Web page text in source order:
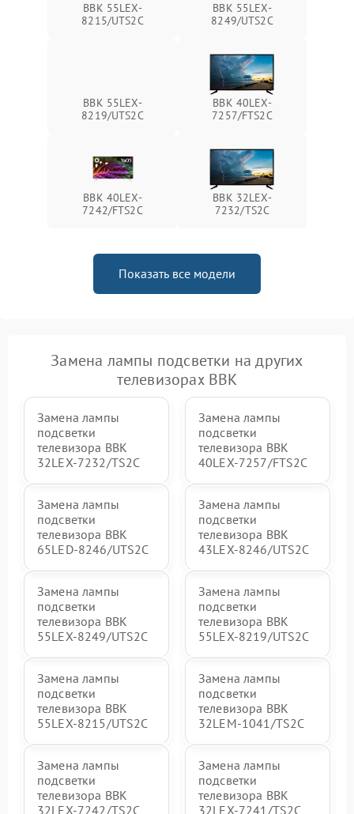
BBK 55LEX-
8215/UTS2C
BBK 55LEX-
8249/UTS2C
BBK 55LEX-
8219/UTS2C
BBK 40LEX-
7257/FTS2C
BBK 40LEX-
7242/FTS2C
BBK 32LEX-
7232/TS2C
Показать все модели
Замена лампы подсветки на других
телевизорах BBK
Замена лампы
подсветки
телевизора BBK
32LEX-7232/TS2C
Замена лампы
подсветки
телевизора BBK
40LEX-7257/FTS2C
Замена лампы
подсветки
телевизора BBK
65LED-8246/UTS2C
Замена лампы
подсветки
телевизора BBK
43LEX-8246/UTS2C
Замена лампы
подсветки
телевизора BBK
55LEX-8249/UTS2C
Замена лампы
подсветки
телевизора BBK
55LEX-8219/UTS2C
Замена лампы
подсветки
телевизора BBK
55LEX-8215/UTS2C
Замена лампы
подсветки
телевизора BBK
32LEM-1041/TS2C
Замена лампы
подсветки
телевизора BBK
32LEX-7242/TS2C
Замена лампы
подсветки
телевизора BBK
32LEX-7241/TS2C